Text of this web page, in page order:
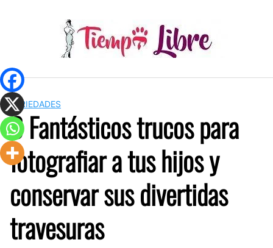
VARIEDADES
6 Fantásticos trucos para
fotografiar a tus hijos y
conservar sus divertidas
travesuras